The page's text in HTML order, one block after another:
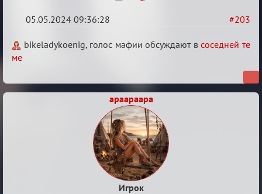
#203
05.05.2024 09:36:28
Re:
Мафский
(обсуждение)
bikeladykoenig, голос мафии обсуждают всоседней те
ме
apaapaapa
Игрок